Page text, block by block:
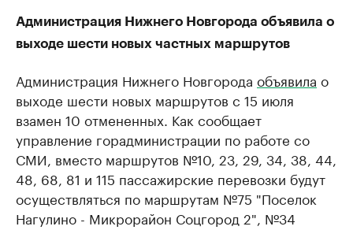
Администрация Нижнего Новгорода объявила о
выходе шести новых частных маршрутов
Администрация Нижнего Новгорода объявила о
выходе шести новых маршрутов с 15 июля
взамен 10 отмененных. Как сообщает
управление горадминистрации по работе со
СМИ, ​вместо маршрутов №10, 23, 29, 34, 38, 44,
48, 68, 81 и 115 пассажирские перевозки будут
осуществляться по маршрутам ​№75 "Поселок
Нагулино - Микрорайон Соцгород 2", №34